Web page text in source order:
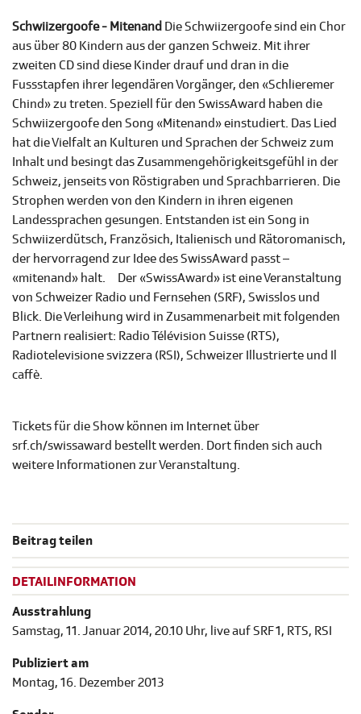
Schwiizergoofe - Mitenand Die Schwiizergoofe sind ein Chor
aus über 80 Kindern aus der ganzen Schweiz. Mit ihrer
zweiten CD sind diese Kinder drauf und dran in die
Fussstapfen ihrer legendären Vorgänger, den «Schlieremer
Chind» zu treten. Speziell für den SwissAward haben die
Schwiizergoofe den Song «Mitenand» einstudiert. Das Lied
hat die Vielfalt an Kulturen und Sprachen der Schweiz zum
Inhalt und besingt das Zusammengehörigkeitsgefühl in der
Schweiz, jenseits von Röstigraben und Sprachbarrieren. Die
Strophen werden von den Kindern in ihren eigenen
Landessprachen gesungen. Entstanden ist ein Song in
Schwiizerdütsch, Französich, Italienisch und Rätoromanisch,
der hervorragend zur Idee des SwissAward passt –
«mitenand» halt.
Der «SwissAward» ist eine Veranstaltung
von Schweizer Radio und Fernsehen (SRF), Swisslos und
Blick. Die Verleihung wird in Zusammenarbeit mit folgenden
Partnern realisiert: Radio Télévision Suisse (RTS),
Radiotelevisione svizzera (RSI), Schweizer Illustrierte und Il
caffè.
Tickets für die Show können im Internet über
srf.ch/swissaward bestellt werden. Dort finden sich auch
weitere Informationen zur Veranstaltung.
Beitrag teilen
DETAILINFORMATION
Ausstrahlung
Samstag, 11. Januar 2014, 20.10 Uhr, live auf SRF 1, RTS, RSI
Publiziert am
Montag, 16. Dezember 2013